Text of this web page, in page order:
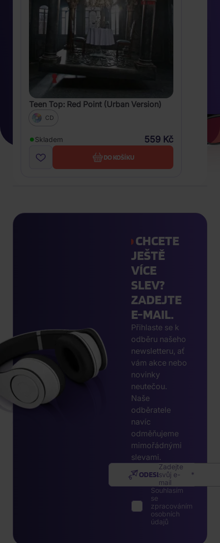
Teen Top: Red Point (Urban Version)
CD
Skladem 559 Kč
DO KOŠÍKU
CHCETE
JEŠTĚ
VÍCE
SLEV?
ZADEJTE
E-MAIL.
Přihlaste se k
odběru našeho
newsletteru, ať
vám akce nebo
novinky
neutečou.
Naše
odběratele
navíc
odměňujeme
mimořádnými
slevami.
Zadejte
svůj e-
mail
ODESLAT
Souhlasím
se
zpracováním
osobních
údajů